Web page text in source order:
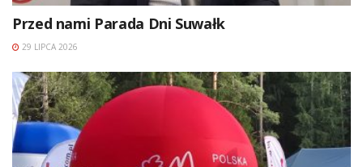
Przed nami Parada Dni Suwałk
29 LIPCA 2026